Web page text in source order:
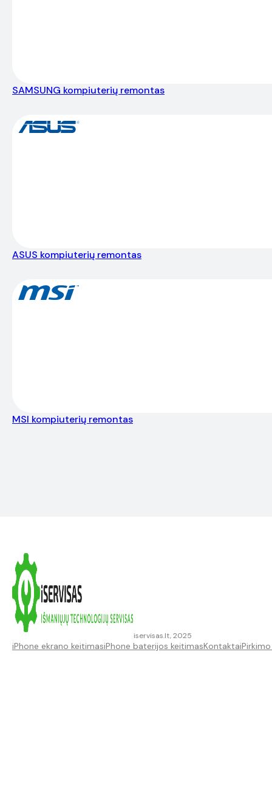
SAMSUNG kompiuterių remontas
ASUS kompiuterių remontas
MSI kompiuterių remontas
iservisas.lt, 2025
iPhone ekrano keitimasiPhone baterijos keitimasKontaktai